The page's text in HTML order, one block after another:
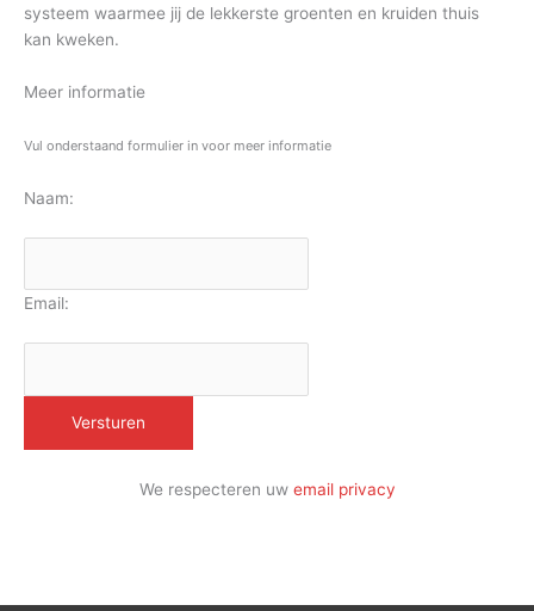
systeem waarmee jij de lekkerste groenten en kruiden thuis
kan kweken.
Meer informatie
Vul onderstaand formulier in voor meer informatie
Naam:
Email:
We respecteren uw email privacy